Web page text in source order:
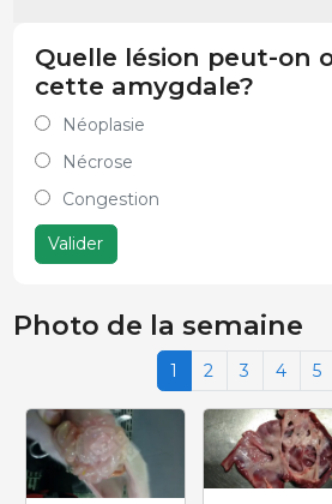
Quelle lésion peut-on
cette amygdale?
Néoplasie
Nécrose
Congestion
Valider
Photo de la semaine
1 2 3 4 5